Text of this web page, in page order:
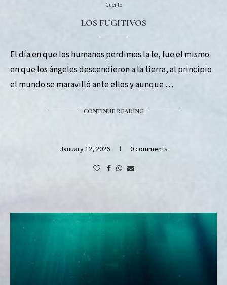
Cuento
LOS FUGITIVOS
El día en que los humanos perdimos la fe, fue el mismo
en que los ángeles descendieron a la tierra, al principio
el mundo se maravilló ante ellos y aunque …
CONTINUE READING
January 12, 2026 0 comments